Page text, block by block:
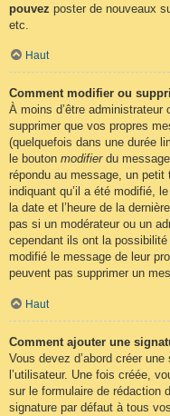
pouvez poster de nouveaux
etc.
Haut
Comment modifier ou
À moins d’être
supprimer que vos propres
(quelquefois dans une durée
le bouton modifierdu message
répondu au message, un petit
indiquant qu’il a été modifié,
la date et l’heure de la
pas si un modérateur ou un
cependant ils ont la
modifié le message de leur
peuvent pas supprimer un
Haut
Comment ajouter une
Vous devez d’abord créer
l’utilisateur. Une fois créée,
sur le formulaire de rédaction
signature par défaut à tous